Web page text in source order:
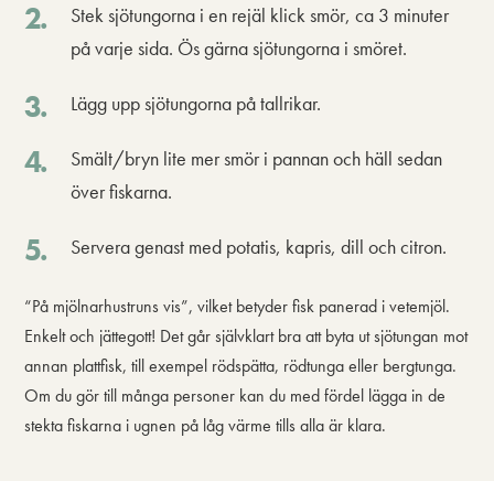
Stek sjötungorna i en rejäl klick smör, ca 3 minuter
på varje sida. Ös gärna sjötungorna i smöret.
Lägg upp sjötungorna på tallrikar.
Smält/bryn lite mer smör i pannan och häll sedan
över fiskarna.
Servera genast med potatis, kapris, dill och citron.
“På mjölnarhustruns vis”, vilket betyder fisk panerad i vetemjöl.
Enkelt och jättegott! Det går självklart bra att byta ut sjötungan mot
annan plattfisk, till exempel rödspätta, rödtunga eller bergtunga.
Om du gör till många personer kan du med fördel lägga in de
stekta fiskarna i ugnen på låg värme tills alla är klara.